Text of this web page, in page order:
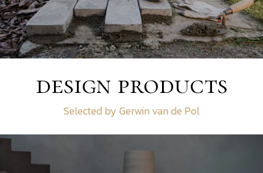
design products
Selected by Gerwin van de Pol